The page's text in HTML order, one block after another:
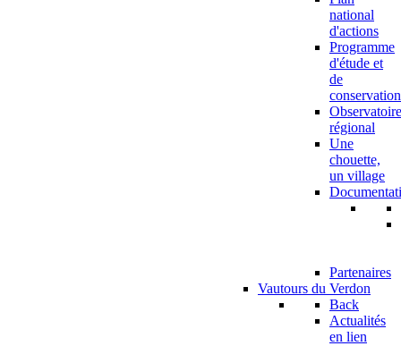
national
d'actions
Programme
d'étude et
de
conservation
Observatoire
régional
Une
chouette,
un village
Partenaires
Vautours du Verdon
Back
Actualités
en lien